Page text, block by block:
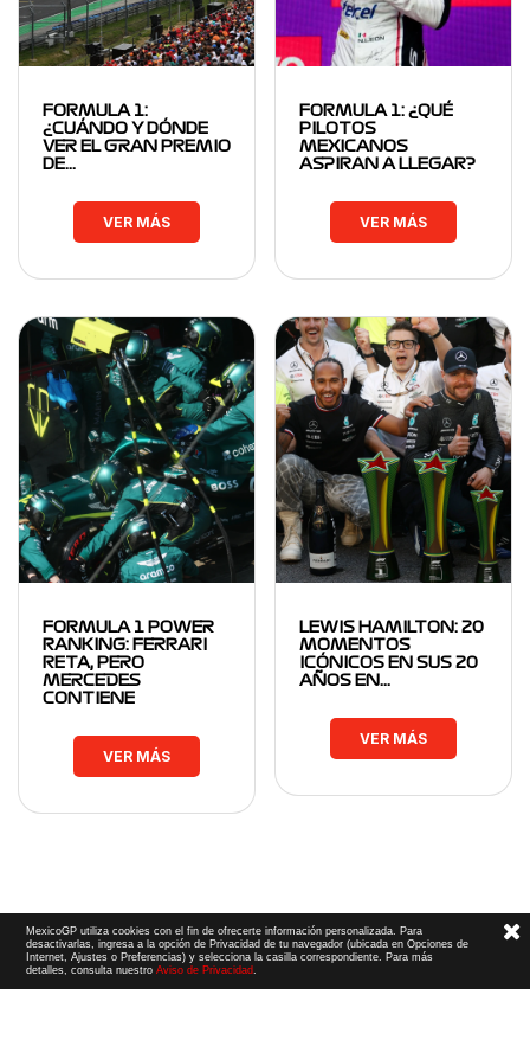
FORMULA 1:
¿CUÁNDO Y DÓNDE
VER EL GRAN PREMIO
DE…
VER MÁS
FORMULA 1: ¿QUÉ
PILOTOS
MEXICANOS
ASPIRAN A LLEGAR?
VER MÁS
FORMULA 1 POWER
RANKING: FERRARI
RETA, PERO
MERCEDES
CONTIENE
VER MÁS
LEWIS HAMILTON: 20
MOMENTOS
ICÓNICOS EN SUS 20
AÑOS EN…
VER MÁS
MexicoGP utiliza cookies con el fin de ofrecerte información personalizada. Para
desactivarlas, ingresa a la opción de Privacidad de tu navegador (ubicada en Opciones de
Internet, Ajustes o Preferencias) y selecciona la casilla correspondiente. Para más
detalles, consulta nuestroAviso de Privacidad.